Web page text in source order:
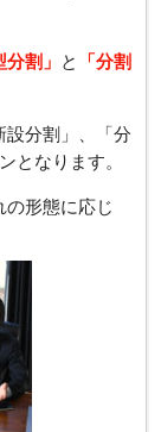
分割」 と
「分割
設分割」、「分
となります。
の形態に応じ